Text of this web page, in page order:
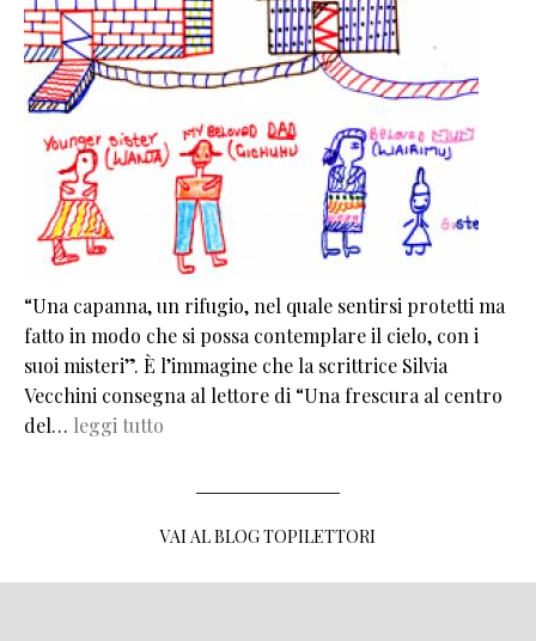
“Una capanna, un rifugio, nel quale sentirsi protetti ma
fatto in modo che si possa contemplare il cielo, con i
suoi misteri”. È l’immagine che la scrittrice Silvia
Vecchini consegna al lettore di “Una frescura al centro
del… leggi tutto
VAI AL BLOG TOPILETTORI